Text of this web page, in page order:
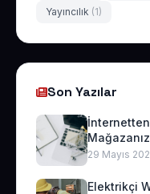
Yayıncılık (1)
Son Yazılar
29 Mayıs
Elektrikçi